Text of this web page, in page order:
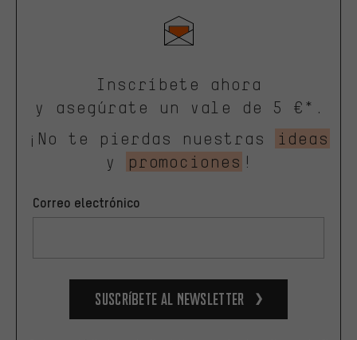
Inscríbete ahora
y asegúrate un vale de 5 €*.
¡No te pierdas nuestras
ideas
y
promociones !
Correo electrónico
Suscríbete al newsletter